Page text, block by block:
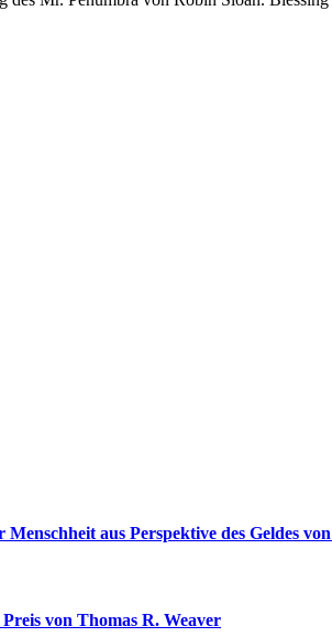
Menschheit aus Perspektive des Geldes
von Thomas R. Weaver